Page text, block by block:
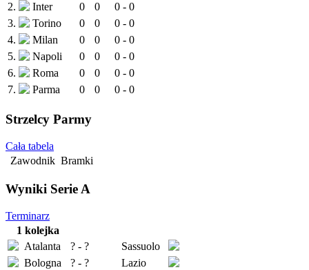
2.
Inter 0 0
0 - 0
3.
Torino 0 0
0 - 0
4.
Milan 0 0
0 - 0
5.
Napoli 0 0
0 - 0
6.
Roma 0 0
0 - 0
7.
Parma 0 0 0 - 0
Strzelcy Parmy
Cała tabela
Zawodnik Bramki
Wyniki Serie A
Terminarz
1 kolejka
Atalanta
? - ?
Sassuolo
Bologna
? - ?
Lazio